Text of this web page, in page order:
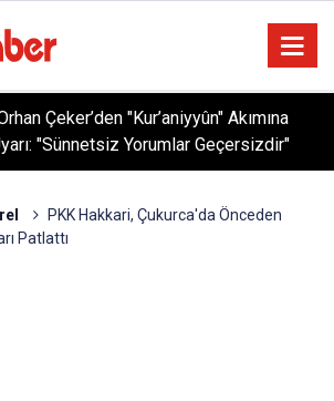
Çeker’den "Kur’aniyyûn" Akımına
"Sünnetsiz Yorumlar Geçersizdir"
PKK Hakkari, Çukurca'da Önceden
Patlattı